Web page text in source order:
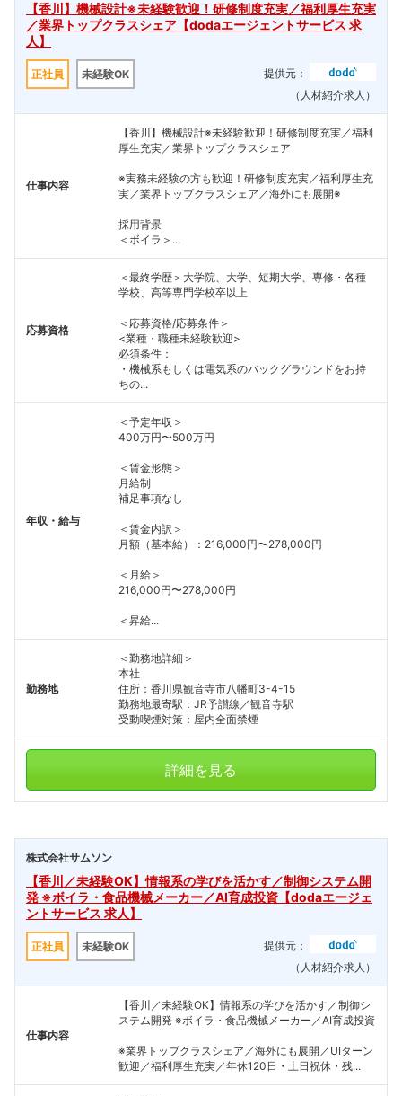
【香川】機械設計※未経験歓迎！研修制度充実／福利厚生充実
／業界トップクラスシェア【dodaエージェントサービス 求
人】
正社員 未経験OK
提供元：
（人材紹介求人）
仕事内容
【香川】機械設計※未経験歓迎！研修制度充実／福利
厚生充実／業界トップクラスシェア
※実務未経験の方も歓迎！研修制度充実／福利厚生充
実／業界トップクラスシェア／海外にも展開※
採用背景
＜ボイラ＞...
応募資格
＜最終学歴＞大学院、大学、短期大学、専修・各種
学校、高等専門学校卒以上
＜応募資格/応募条件＞
<業種・職種未経験歓迎>
必須条件：
・機械系もしくは電気系のバックグラウンドをお持
ちの...
年収・給与
＜予定年収＞
400万円〜500万円
＜賃金形態＞
月給制
補足事項なし
＜賃金内訳＞
月額（基本給）：216,000円〜278,000円
＜月給＞
216,000円〜278,000円
＜昇給...
勤務地
＜勤務地詳細＞
本社
住所：香川県観音寺市八幡町3-4-15
勤務地最寄駅：JR予讃線／観音寺駅
受動喫煙対策：屋内全面禁煙
詳細を見る
株式会社サムソン
【香川／未経験OK】情報系の学びを活かす／制御システム開
発 ※ボイラ・食品機械メーカー／AI育成投資【dodaエージェ
ントサービス 求人】
正社員 未経験OK
提供元：
（人材紹介求人）
仕事内容
【香川／未経験OK】情報系の学びを活かす／制御シ
ステム開発 ※ボイラ・食品機械メーカー／AI育成投資
※業界トップクラスシェア／海外にも展開／UIターン
歓迎／福利厚生充実／年休120日・土日祝休・残...